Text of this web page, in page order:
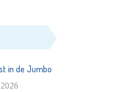
in de Jumbo